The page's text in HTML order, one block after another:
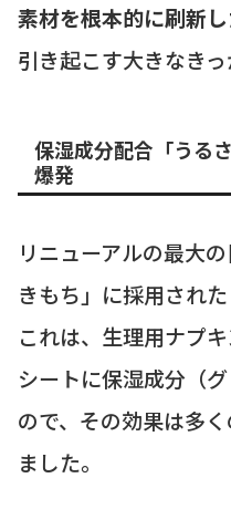
素材を根本的に刷新
引き起こす大きなきっ
保湿成分配合「うる
爆発
リニューアルの最大
きもち」に採用され
これは、生理用ナプ
シートに保湿成分（
ので、その効果は多
ました。